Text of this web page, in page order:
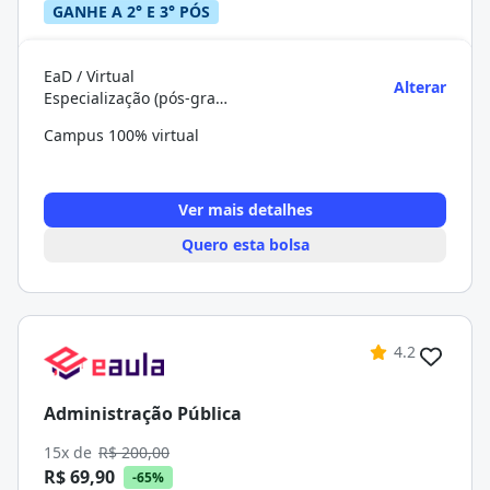
GANHE A 2° E 3° PÓS
EaD / Virtual
Especialização (pós-graduação)
Alterar
Campus 100% virtual
Ver mais detalhes
Quero esta bolsa
4.2
Administração Pública
15x de R$ 200,00
R$ 69,90 -65%